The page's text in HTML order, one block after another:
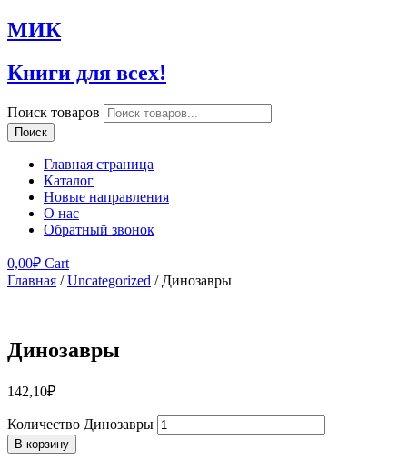
МИК
Книги для всех!
Поиск товаров
Поиск
Главная страница
Каталог
Новые направления
О нас
Обратный звонок
0,00₽ Cart
Главная /Uncategorized / Динозавры
Динозавры
142,10₽
Количество Динозавры
В корзину